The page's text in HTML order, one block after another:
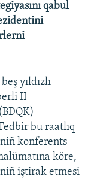
qabul
yıldızlı
II
bu raatlıq
konferents
köre,
iştirak etmesi